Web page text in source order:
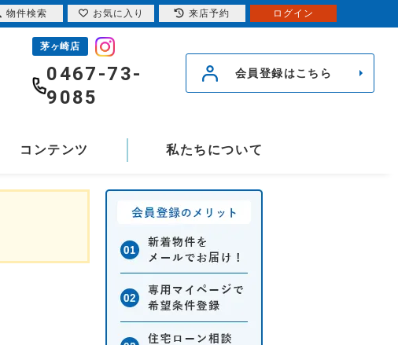
茅ヶ崎店
0467-73-
9085
会員登録はこちら
コンテンツ 私たちについて
物件検索 お気に入り 来店予約 ログイン